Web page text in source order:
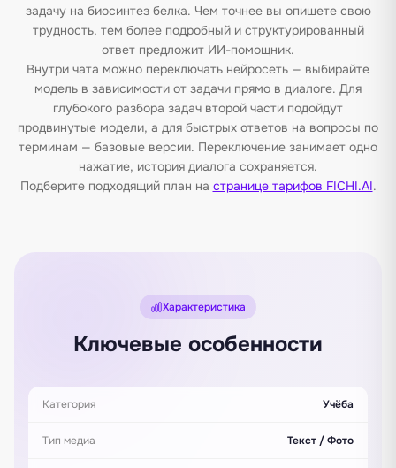
задачу на биосинтез белка. Чем точнее вы опишете свою
трудность, тем более подробный и структурированный
ответ предложит ИИ-помощник.
Внутри чата можно переключать нейросеть — выбирайте
модель в зависимости от задачи прямо в диалоге. Для
глубокого разбора задач второй части подойдут
продвинутые модели, а для быстрых ответов на вопросы по
терминам — базовые версии. Переключение занимает одно
нажатие, история диалога сохраняется.
Подберите подходящий план на странице тарифов FICHI.AI.
Характеристика
Ключевые особенности
Категория Учёба
Тип медиа Текст / Фото